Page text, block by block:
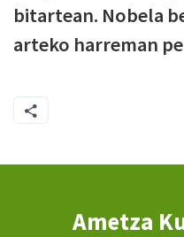
bitartean. Nobela
arteko harreman
Ametza